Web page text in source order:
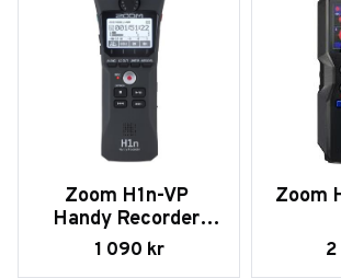
Zoom H1n-VP
Handy Recorder
ValuePack
1 090 kr
Zoom